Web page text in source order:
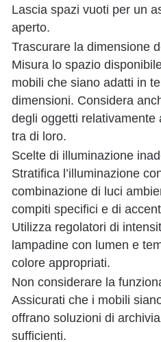
Lascia spazi vuoti per un
aperto.
Trascurare la dimensione
Misura lo spazio
mobili che siano adatti in
dimensioni. Considera
degli oggetti relativamente
tra di loro.
Scelte di illuminazione
Stratifica l’illuminazione
combinazione di luci
compiti specifici e di
Utilizza regolatori di
lampadine con lumen e
colore appropriati.
Non considerare la
Assicurati che i mobili
offrano soluzioni di
sufficienti.